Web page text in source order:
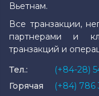
Вьетнам.
Все транзакции,
партнерами и
транзакций и
Тел.:
(+84-28)
Горячая
(+84) 786